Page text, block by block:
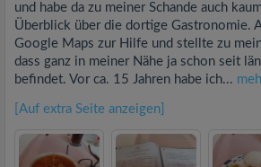
und habe da zu meiner Schande auch
Überblick über die dortige Gastronomie.
Google Maps zur Hilfe und stellte zu
dass ganz in meiner Nähe ja schon seit
befindet. Vor ca. 15 Jahren habe ich...
[Auf extra Seite anzeigen]